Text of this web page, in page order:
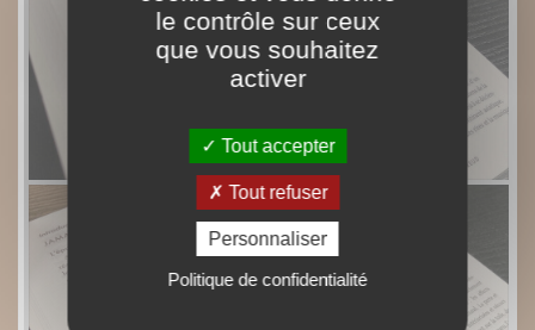
le contrôle sur ceux
que vous souhaitez
activer
Tout accepter
Tout refuser
Personnaliser
Politique de confidentialité